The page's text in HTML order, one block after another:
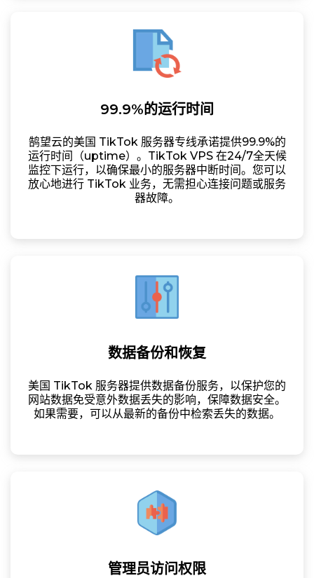
99.9%的运行时间
鹄望云的美国 TikTok 服务器专线承诺提供99.9%的
运行时间（uptime）。TikTok VPS 在24/7全天候
监控下运行，以确保最小的服务器中断时间。您可以
放心地进行 TikTok 业务，无需担心连接问题或服务
器故障。
数据备份和恢复
美国 TikTok 服务器提供数据备份服务，以保护您的
网站数据免受意外数据丢失的影响，保障数据安全。
如果需要，可以从最新的备份中检索丢失的数据。
管理员访问权限